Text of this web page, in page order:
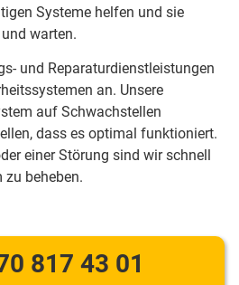
Systeme helfen und sie
warten.
und Reparaturdienstleistungen
an. Unsere
auf Schwachstellen
dass es optimal funktioniert.
einer Störung sind wir schnell
zu beheben.
817 43 01